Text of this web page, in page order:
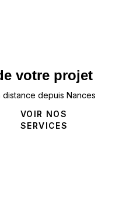
votre projet
depuis Nances
VOIR NOS
SERVICES